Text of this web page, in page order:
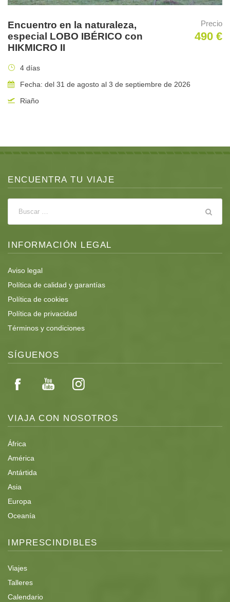
de un experto local en la mejor época del año para sacar el
Traslados
En furgonetas desde el aeropuerto y en vehículos 4×4
Alojamiento
Una cocina totalmente equipada
Mesa de comedor para 8 personas
Lavadora y secadora.
Acceso a Internet Wi-Fi.
Proyector digital y pantalla para presentaciones.
Comidas
Incluidas agua y bebidas no alcoholicas.
Algunas imágenes del viaje
Encuentro en la naturaleza,
especial LOBO IBÉRICO con
HIKMICRO II
Precio
490 €
4 días
Fecha: del 31 de agosto al 3 de septiembre de 2026
Riaño
ENCUENTRA TU VIAJE
INFORMACIÓN LEGAL
Aviso legal
Política de calidad y garantías
Política de cookies
Política de privacidad
Términos y condiciones
SÍGUENOS
VIAJA CON NOSOTROS
África
América
Antártida
Asia
Europa
Oceanía
IMPRESCINDIBLES
Viajes
Talleres
Calendario